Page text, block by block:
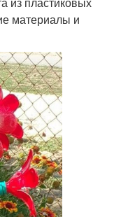
материалы и